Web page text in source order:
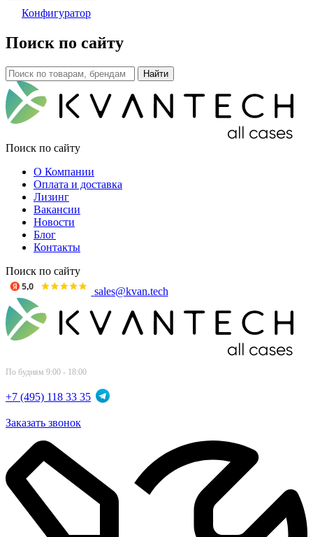
Конфигуратор
Поиск по сайту
Поиск по сайту
О Компании
Оплата и доставка
Лизинг
Вакансии
Новости
Блог
Контакты
Поиск по сайту
sales@kvan.tech
По будням 9:00 - 18:00
+7 (495) 118 33 35
Заказать звонок